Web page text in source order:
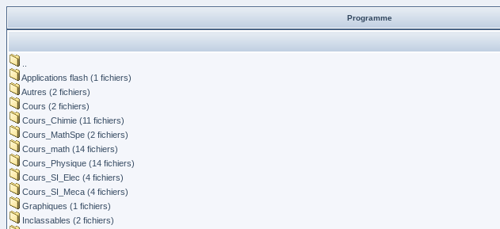
Programme
Applications flash (1 fichiers)
Autres (2 fichiers)
Cours (2 fichiers)
Cours_Chimie (11 fichiers)
Cours_MathSpe (2 fichiers)
Cours_math (14 fichiers)
Cours_Physique (14 fichiers)
Cours_SI_Elec (4 fichiers)
Cours_SI_Meca (4 fichiers)
Graphiques (1 fichiers)
Inclassables (2 fichiers)